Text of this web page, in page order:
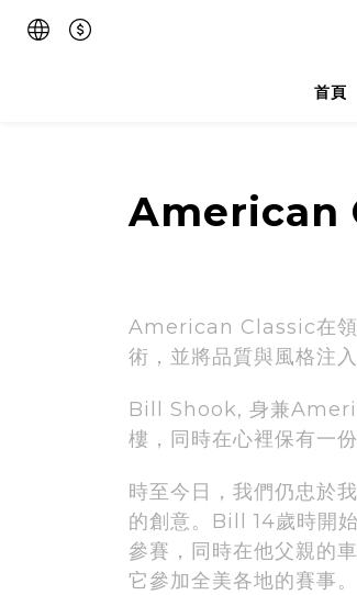
首頁
American
American Classic在領
術，並將品質與風格注
Bill Shook, 身兼
樓，同時在心裡保有一
時至今日，我們仍忠於
的創意。Bill 14歲時開
參賽，同時在他父親的
它參加全美各地的賽事。